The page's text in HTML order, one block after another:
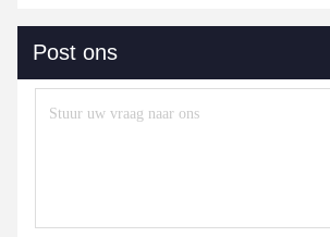
Post ons